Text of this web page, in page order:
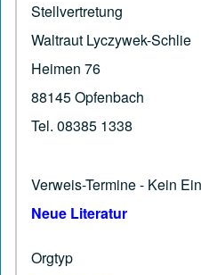
Stellvertretung
Waltraut Lyczywek-Schlie
Heimen 76
88145 Opfenbach
Tel. 08385 1338
Verweis-Termine - Kein
Neue Literatur
Orgtyp